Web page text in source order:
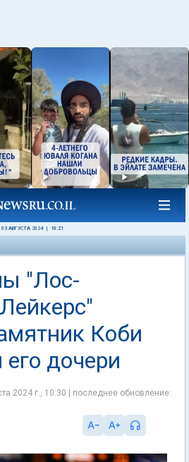
03 АВГУСТА 2024 10:21
"Лос-
Коби
его дочери
2024 г., 10:30 | последнее обновление: